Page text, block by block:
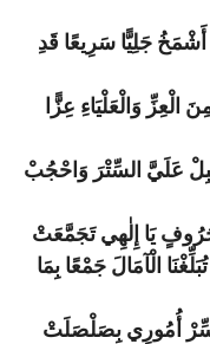
أَشْمَخُ جَلِيًّا سَرِيعًا قَدِ
وَالْعَلْيَاءِ عِزًّا
عَلَيَّ السِّتْرَ وَاحْجُبْ
يَا إِلٰهِي تَجَمَّعَتْ
الْآمَالَ جَمْعًا بِمَا
يَسِّرْ أُمُورِي بِصَلْصَلَتْ